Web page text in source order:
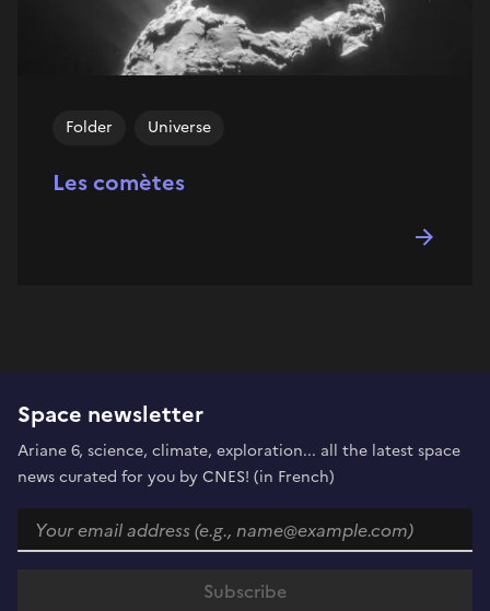
Les comètes
Folder Universe
Space newsletter
Ariane 6, science, climate, exploration... all the latest space
news curated for you by CNES! (in French)